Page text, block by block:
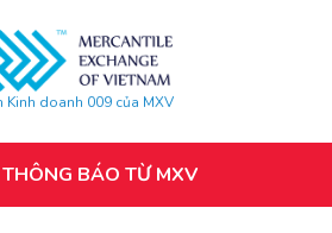
Kinh doanh 009 của MXV
THÔNG BÁO TỪ MXV